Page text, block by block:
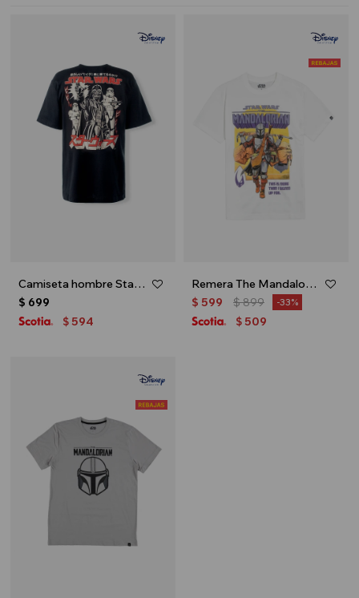
Camiseta hombre Star Wars - Negro
$ 699
$ 594
Remera The Mandalorian - Crudo
$ 599 $899 33
$ 509